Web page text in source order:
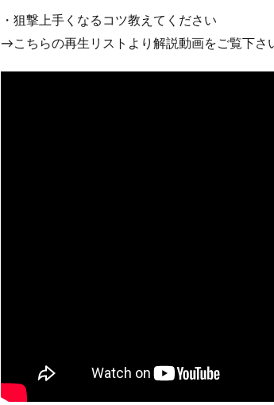
・狙撃上手くなるコツ教えてください
→こちらの再生リストより解説動画をご覧下さ